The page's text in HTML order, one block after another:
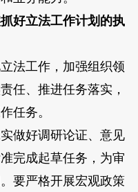
好立法工作计划的执
工作，加强组织领
任、推进任务落实，
任务。
做好调研论证、意见
完成起草任务，为审
要严格开展宏观政策